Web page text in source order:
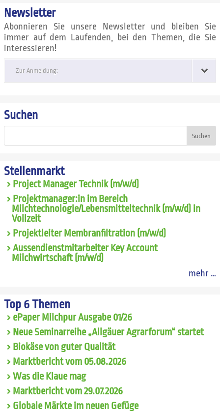
Newsletter
Abonnieren Sie unsere Newsletter und bleiben Sie
immer auf dem Laufenden, bei den Themen, die Sie
interessieren!
Zur Anmeldung:
Suchen
Suchen
Stellenmarkt
Project Manager Technik (m/w/d)
Projektmanager:in im Bereich
Milchtechnologie/Lebensmitteltechnik (m/w/d) in
Vollzeit
Projektleiter Membranfiltration (m/w/d)
Aussendienstmitarbeiter Key Account
Milchwirtschaft (m/w/d)
mehr …
Top 6 Themen
ePaper Milchpur Ausgabe 01/26
Neue Seminarreihe „Allgäuer Agrarforum“ startet
Biokäse von guter Qualität
Marktbericht vom 05.08.2026
Was die Klaue mag
Marktbericht vom 29.07.2026
Globale Märkte im neuen Gefüge